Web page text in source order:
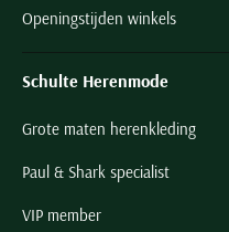
Openingstijden winkels
Schulte Herenmode
Grote maten herenkleding
Paul & Shark specialist
VIP member